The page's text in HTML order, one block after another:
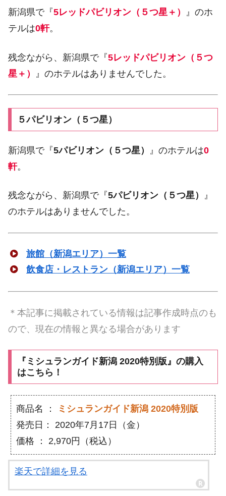
新潟県で『5レッドパビリオン（５つ星＋） 』のホ
テルは0軒。
残念ながら、新潟県で『5レッドパビリオン（５つ
星＋）
』のホテルはありませんでした。
５パビリオン（５つ星）
新潟県で『5パビリオン（５つ星） 』のホテルは0
軒。
残念ながら、新潟県で『5パビリオン（５つ星） 』
のホテルはありませんでした。
旅館（新潟エリア）一覧
飲食店・レストラン（新潟エリア）一覧
＊本記事に掲載されている情報は記事作成時点のも
ので、現在の情報と異なる場合があります
『ミシュランガイド新潟 2020特別版』の購入
はこちら！
商品名 ：
ミシュランガイド新潟 2020特別版
発売日： 2020年7月17日（金）
価格 ： 2,970円（税込）
楽天で詳細を見る